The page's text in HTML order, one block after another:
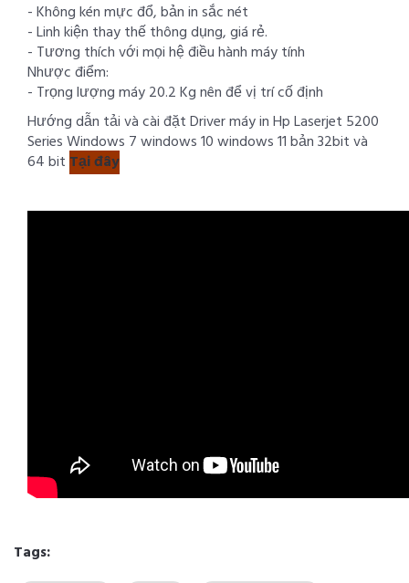
- Không kén mực đổ, bản in sắc nét
- Linh kiện thay thế thông dụng, giá rẻ.
- Tương thích với mọi hệ điều hành máy tính
Nhược điểm:
- Trọng lượng máy 20.2 Kg nên để vị trí cố định
Hướng dẫn tải và cài đặt Driver máy in Hp Laserjet 5200
Series Windows 7 windows 10 windows 11 bản 32bit và
64 bit Tại đây
Tags: